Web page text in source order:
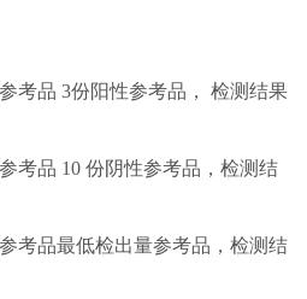
考品 3份阳性参考品， 检测结果
考品 10 份阴性参考品，检测结
考品最低检出量参考品，检测结